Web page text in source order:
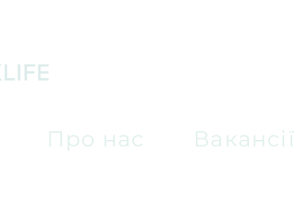
Про нас Вакансії